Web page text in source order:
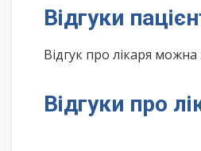
Відгуки
Відгук про лікаря
Відгуки про